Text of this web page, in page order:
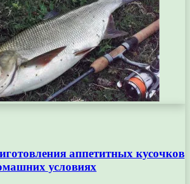
аппетитных кусочков
условиях